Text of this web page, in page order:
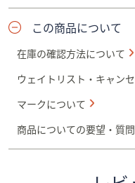
この商品について
在庫の確認方法について
ウェイトリスト・キャン
マークについて
商品についての要望・質問